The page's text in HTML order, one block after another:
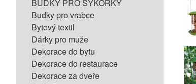
BUDKY PRO SÝKORKY
Budky pro vrabce
Bytový textil
Dárky pro muže
Dekorace do bytu
Dekorace do restaurace
Dekorace za dveře